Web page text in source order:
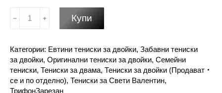
подаръци
за
свети
валентин
Купи
Категории: Eвтини тениски за двойки, Забавни тениски
за двойки, Оригинални тениски за двойки, Семейни
тениски, Тениски за двама, Тениски за двойки (Продават
се и по отделно), Тениски за Свети Валентин,
ТрифонЗарезан